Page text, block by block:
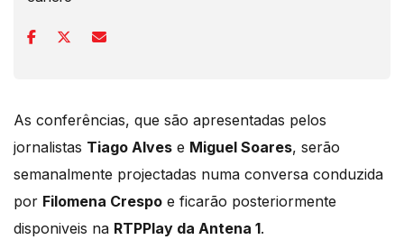
As conferências, que são apresentadas pelos
jornalistas Tiago Alves e Miguel Soares, serão
semanalmente projectadas numa conversa conduzida
por Filomena Crespo e ficarão posteriormente
disponiveis na RTPPlay da Antena 1.